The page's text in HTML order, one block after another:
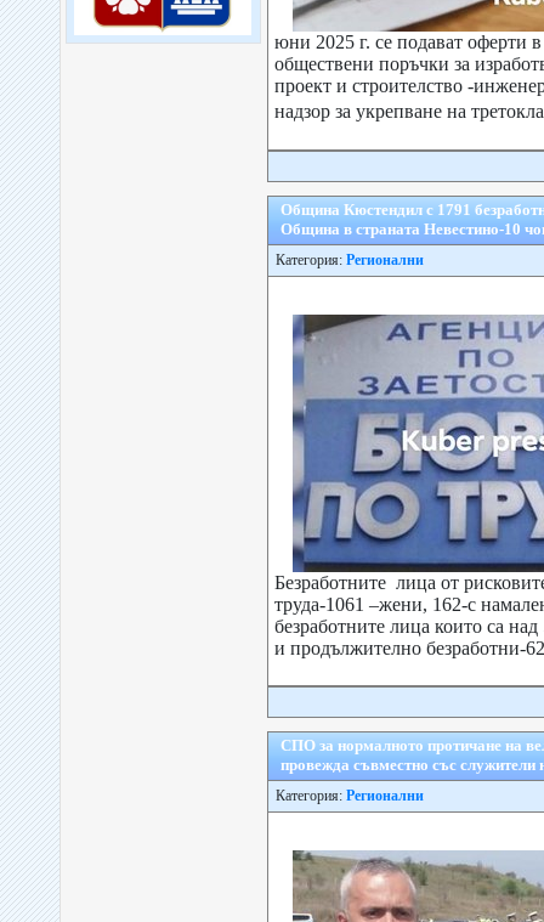
юни 2025 г. се подават оферти
обществени поръчки за
проект и строителство -
надзор за укрепване на
Община Кюстендил с 1791
Община в страната Невестино-10
Категория: Регионални
Безработните лица от
труда-1061 –жени, 162-с
безработните лица които са
и продължително
СПО за нормалното протичане на
провежда съвместно със
Категория: Регионални